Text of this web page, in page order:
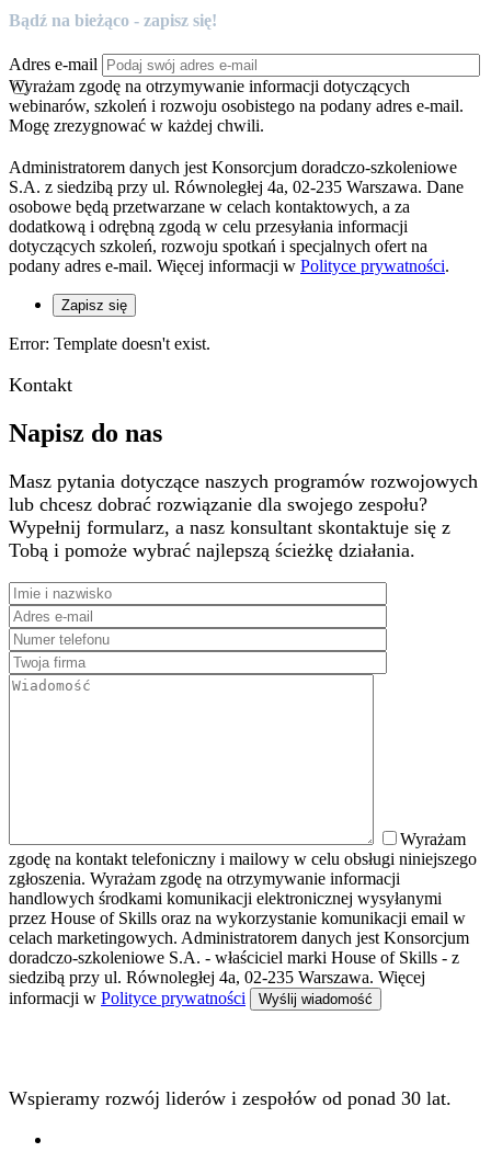
Bądź na bieżąco - zapisz się!
Adres e-mail
Wyrażam zgodę na otrzymywanie informacji dotyczących
webinarów, szkoleń i rozwoju osobistego na podany adres e-mail.
Mogę zrezygnować w każdej chwili.
Administratorem danych jest Konsorcjum doradczo-szkoleniowe
S.A. z siedzibą przy ul. Równoległej 4a, 02-235 Warszawa. Dane
osobowe będą przetwarzane w celach kontaktowych, a za
dodatkową i odrębną zgodą w celu przesyłania informacji
dotyczących szkoleń, rozwoju spotkań i specjalnych ofert na
podany adres e-mail. Więcej informacji w Polityce prywatności.
Zapisz się
Error: Template doesn't exist.
Kontakt
Napisz do nas
Masz pytania dotyczące naszych programów rozwojowych
lub chcesz dobrać rozwiązanie dla swojego zespołu?
Wypełnij formularz, a nasz konsultant skontaktuje się z
Tobą i pomoże wybrać najlepszą ścieżkę działania.
Wyrażam
zgodę na kontakt telefoniczny i mailowy w celu obsługi niniejszego
zgłoszenia. Wyrażam zgodę na otrzymywanie informacji
handlowych środkami komunikacji elektronicznej wysyłanymi
przez House of Skills oraz na wykorzystanie komunikacji email w
celach marketingowych. Administratorem danych jest Konsorcjum
doradczo-szkoleniowe S.A. - właściciel marki House of Skills - z
siedzibą przy ul. Równoległej 4a, 02-235 Warszawa. Więcej
informacji w Polityce prywatności
Wspieramy rozwój liderów i zespołów od ponad 30 lat.